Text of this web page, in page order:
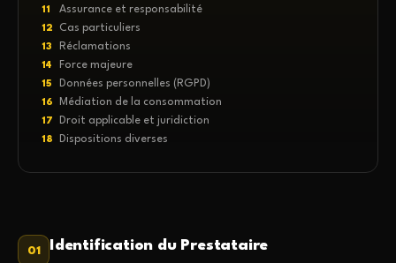
11 Assurance et responsabilité
12 Cas particuliers
13 Réclamations
14 Force majeure
15 Données personnelles (RGPD)
16 Médiation de la consommation
17 Droit applicable et juridiction
18 Dispositions diverses
01 Identification du Prestataire